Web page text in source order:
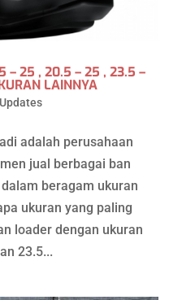
– 25 , 20.5 – 25 , 23.5 –
LAINNYA
Updates
adalah perusahaan
jual berbagai ban
beragam ukuran
ukuran yang paling
loader dengan ukuran
23.5...